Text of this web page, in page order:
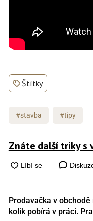
Štítky
#stavba #tipy
Znáte další triky s
Prodavačka v
kolik pobírá v práci.